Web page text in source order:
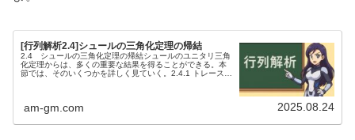
[行列解析2.4]シュールの三角化定理の帰結
2.4 シュールの三角化定理の帰結シュールのユニタリ三角
化定理からは、多くの重要な結果を得ることができる。本
節では、そのいくつかを詳しく見ていく。2.4.1 トレースと
am-gm.com 2025.08.24